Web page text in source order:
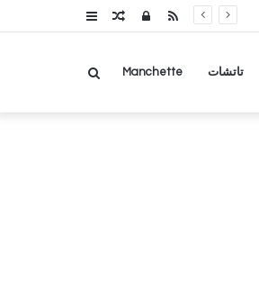
عمودمقالتسجيلRSS
تاتشات Manchette بحث